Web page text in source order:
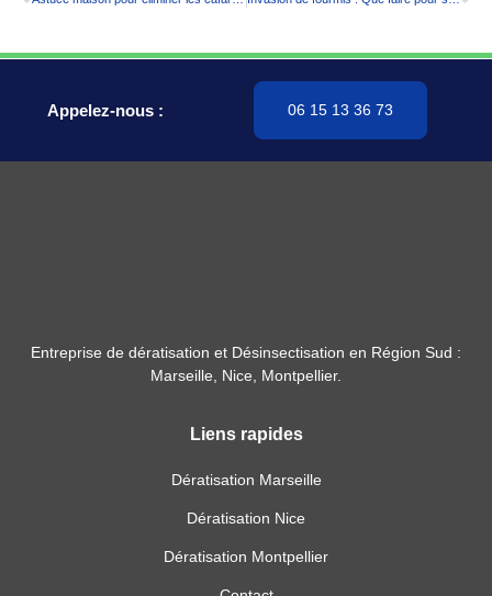
Appelez-nous : 06 15 13 36 73
Entreprise de dératisation et Désinsectisation en Région Sud :
Marseille, Nice, Montpellier.
Liens rapides
Dératisation Marseille
Dératisation Nice
Dératisation Montpellier